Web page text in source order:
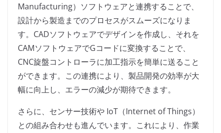
Manufacturing）ソフトウェアと連携することで、
設計から製造までのプロセスがスムーズになりま
す。CADソフトウェアでデザインを作成し、それを
CAMソフトウェアでGコードに変換することで、
CNC旋盤コントローラに加工指示を簡単に送ること
ができます。この連携により、製品開発の効率が大
幅に向上し、エラーの減少が期待できます。
さらに、センサー技術や IoT（Internet of Things）
との組み合わせも進んでいます。これにより、作業